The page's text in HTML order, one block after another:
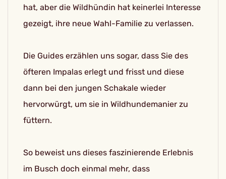
hat, aber die Wildhündin hat keinerlei Interesse
gezeigt, ihre neue Wahl-Familie zu verlassen.
Die Guides erzählen uns sogar, dass Sie des
öfteren Impalas erlegt und frisst und diese
dann bei den jungen Schakale wieder
hervorwürgt, um sie in Wildhundemanier zu
füttern.
So beweist uns dieses faszinierende Erlebnis
im Busch doch einmal mehr, dass